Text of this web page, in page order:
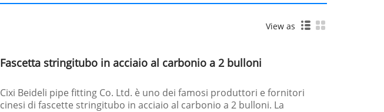
View as
Fascetta stringitubo in acciaio al carbonio a 2 bulloni
Cixi Beideli pipe fitting Co. Ltd. è uno dei famosi produttori e fornitori
cinesi di fascette stringitubo in acciaio al carbonio a 2 bulloni. La